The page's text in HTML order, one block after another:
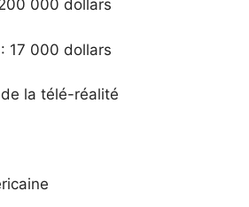
000 dollars
17 000 dollars
la télé-réalité